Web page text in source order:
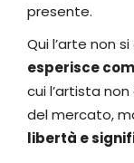
presente.
Qui l’arte non
esperisce
cui l’artista
del mercato,
libertà e